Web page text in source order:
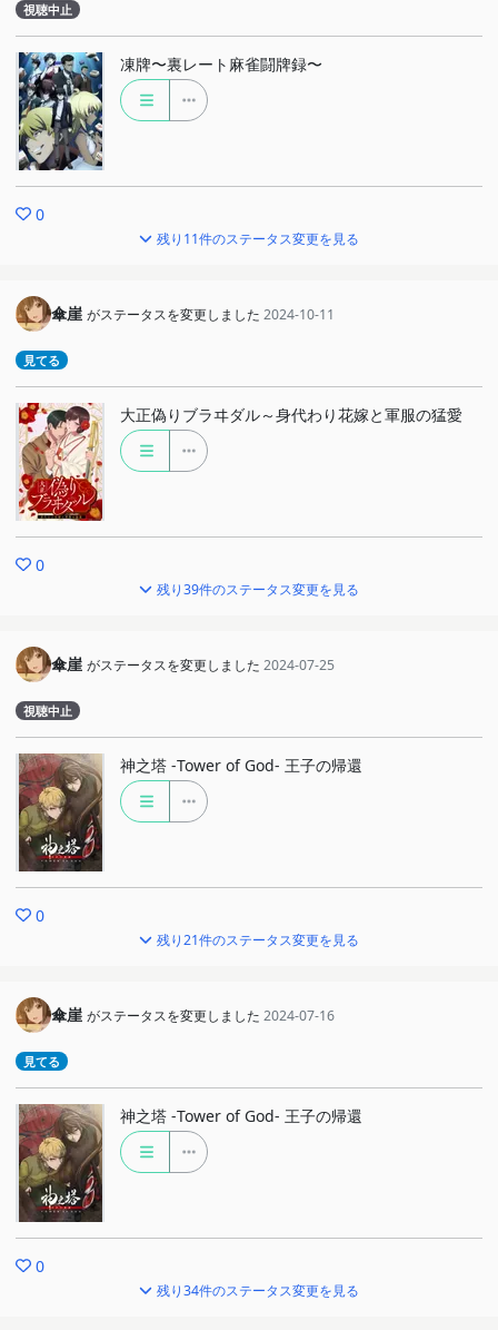
視聴中止
凍牌〜裏レート麻雀闘牌録〜
0
残り11件のステータス変更を見る
傘崖 がステータスを変更しました 2024-10-11
見てる
大正偽りブラヰダル～身代わり花嫁と軍服の猛愛
0
残り39件のステータス変更を見る
傘崖 がステータスを変更しました 2024-07-25
視聴中止
神之塔 -Tower of God- 王子の帰還
0
残り21件のステータス変更を見る
傘崖 がステータスを変更しました 2024-07-16
見てる
神之塔 -Tower of God- 王子の帰還
0
残り34件のステータス変更を見る